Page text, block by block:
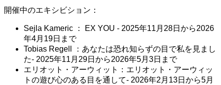
開催中のエキシビション：
Sejla Kameric ： EX YOU - 2025年11月28日から2026
年4月19日まで
Tobias Regell ：あなたは恐れ知らずの目で私を見まし
た- 2025年11月29日から2026年5月3日まで
エリオット・アーウィット：エリオット・アーウィッ
トの遊び心のある目を通して- 2026年2月13日から5月